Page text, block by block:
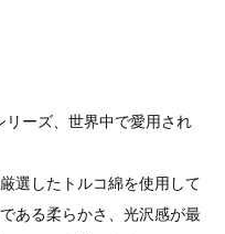
ーズ、世界中で愛用され
選したトルコ綿を使用して
ある柔らかさ、光沢感が最